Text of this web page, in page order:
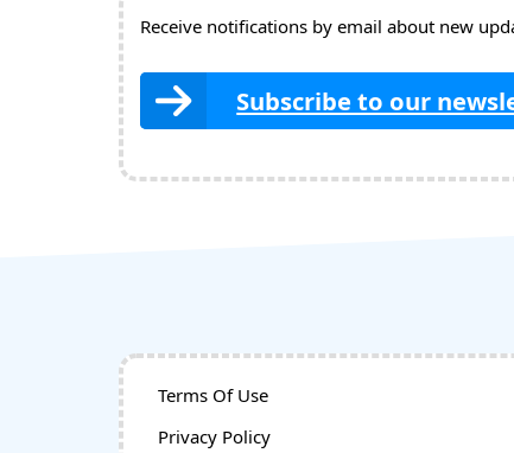
Receive notifications by email about new
Subscribe to our
Terms Of Use
Privacy Policy